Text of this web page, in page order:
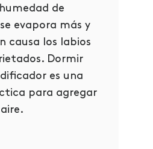
de
evapora más y
causa los labios
Dormir
es una
para agregar